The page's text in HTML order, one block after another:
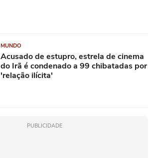
MUNDO
Acusado de estupro, estrela de cinema
do Irã é condenado a 99 chibatadas por
'relação ilícita'
PUBLICIDADE